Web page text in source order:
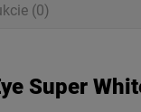
(0)
Super